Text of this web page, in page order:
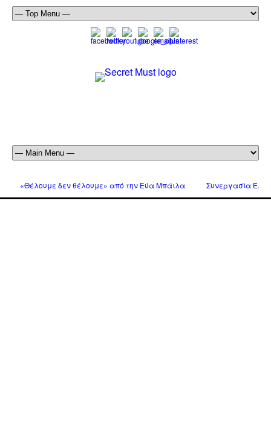
«Θέλουμε δεν θέλουμε» από την Εύα Μπάιλα Συνεργασία